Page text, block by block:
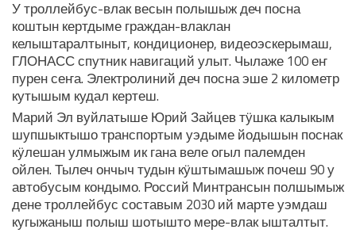
У троллейбус-влак весын полышыж деч посна
коштын кертдыме граждан-влаклан
келыштаралтыныт, кондиционер, видеоэскерымаш,
ГЛОНАСС спутник навигаций улыт. Чылаже 100 еҥ
пурен сеҥа. Электролиний деч посна эше 2 километр
кутышым кудал кертеш.
Марий Эл вуйлатыше Юрий Зайцев тӱшка калыкым
шупшыктышо транспортым уэдыме йодышын поснак
кӱлешан улмыжым ик гана веле огыл палемден
ойлен. Тылеч ончыч тудын кӱштымашыж почеш 90 у
автобусым кондымо. Россий Минтрансын полшымыж
дене троллейбус составым 2030 ий марте уэмдаш
кугыжаныш полыш шотышто мере-влак ышталтыт.